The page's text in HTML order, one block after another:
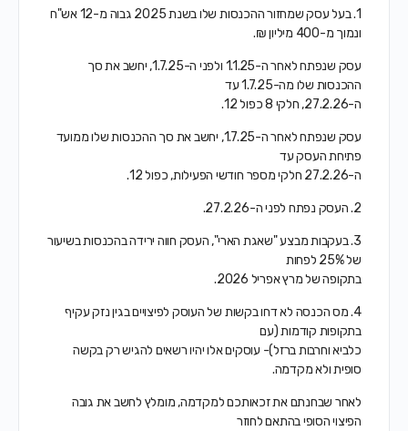
1. בעל עסק שמחזור ההכנסות שלו בשנת 2025 גבוה מ-12 אש"ח
ונמוך מ-400 מיליון ₪.
עסק שנפתח לאחר ה-1.1.25 ולפני ה-1.7.25, יחשב את סך
ההכנסות שלו מה-1.7.25 עד
ה-27.2.26, חלקי 8 כפול 12.
עסק שנפתח לאחר ה-1.7.25, יחשב את סך ההכנסות שלו ממועד
פתיחת העסק עד
ה-27.2.26 חלקי מספר חודשי הפעילות, כפול 12.
2. העסק נפתח לפני ה-27.2.26.
3. בעקבות מבצע "שאגת הארי", העסק חווה ירידה בהכנסות בשיעור
של 25% לפחות
בתקופה של מרץ אפריל 2026.
4. מס הכנסה לא דחו בקשות של העוסק לפיצויים בגין נזק עקיף
בתקופות קודמות (עם
כלביא וחרבות ברזל)- עוסקים אלו יהיו רשאים להגיש רק בקשה
סופית ולא מקדמה.
לאחר שבחנתם את זכאותכם למקדמה, מומלץ לחשב את גובה
הפיצוי הסופי בהתאם לחוזר